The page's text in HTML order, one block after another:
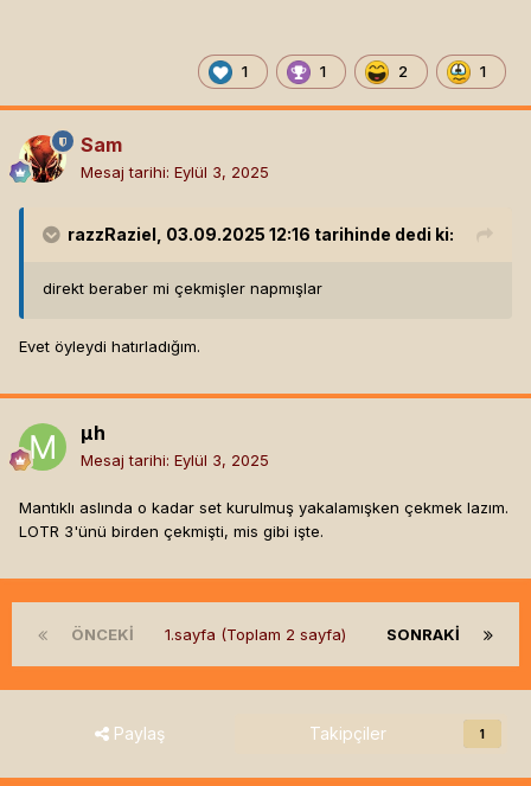
1 1 2 1
Sam
Mesaj tarihi: Eylül 3, 2025
razzRaziel , 03.09.2025 12:16 tarihinde dedi ki:
direkt beraber mi çekmişler napmışlar
Evet öyleydi hatırladığım.
µh
Mesaj tarihi: Eylül 3, 2025
Mantıklı aslında o kadar set kurulmuş yakalamışken çekmek lazım.
LOTR 3'ünü birden çekmişti, mis gibi işte.
ÖNCEKI SONRAKI
1.sayfa (Toplam 2 sayfa)
Paylaş Takipçiler 1